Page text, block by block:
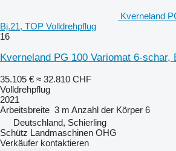
Kverneland
Bj.21, TOP Volldrehpflug
16
Kverneland PG 100 Variomat 6-schar,
35.105 € ≈ 32.810 CHF
Volldrehpflug
2021
Arbeitsbreite 3 m Anzahl der Körper 6
Deutschland, Schierling
Schütz Landmaschinen OHG
Verkäufer kontaktieren